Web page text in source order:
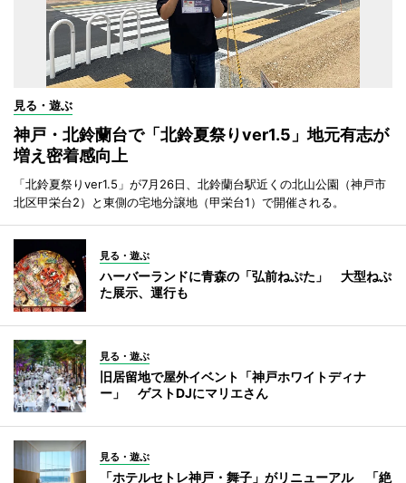
見る・遊ぶ
神戸・北鈴蘭台で「北鈴夏祭りver1.5」地元有志が
増え密着感向上
「北鈴夏祭りver1.5」が7月26日、北鈴蘭台駅近くの北山公園（神戸市
北区甲栄台2）と東側の宅地分譲地（甲栄台1）で開催される。
見る・遊ぶ
ハーバーランドに青森の「弘前ねぷた」 大型ねぷ
た展示、運行も
見る・遊ぶ
旧居留地で屋外イベント「神戸ホワイトディナ
ー」 ゲストDJにマリエさん
見る・遊ぶ
「ホテルセトレ神戸・舞子」がリニューアル 「絶